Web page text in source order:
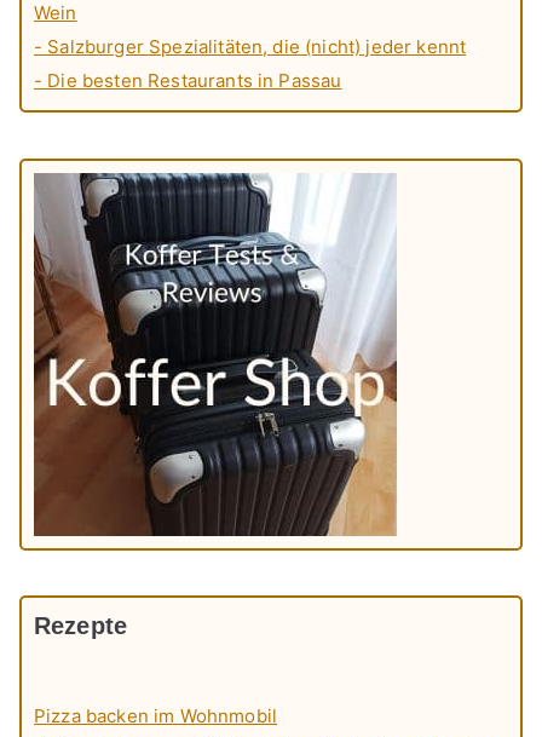
Wein
- Salzburger Spezialitäten, die (nicht) jeder kennt
- Die besten Restaurants in Passau
Rezepte
Pizza backen im Wohnmobil